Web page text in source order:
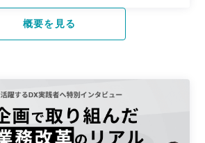
概要を見る